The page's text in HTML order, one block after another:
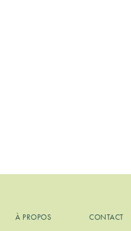
À PROPOS CONTACT